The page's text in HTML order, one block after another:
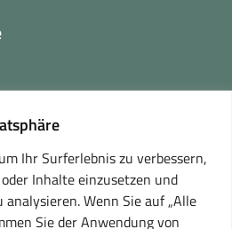
Ihr Surferlebnis zu verbessern,
Inhalte einzusetzen und
Wenn Sie auf „Alle
Sie der Anwendung von
(öffnet
in
neuem
Fenster)